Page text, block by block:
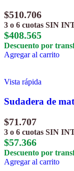
$510.706
3 o 6 cuotas SIN
$408.565
Descuento por
Agregar al carrito
Vista rápida
Sudadera de
$71.707
3 o 6 cuotas SIN
$57.366
Descuento por
Agregar al carrito